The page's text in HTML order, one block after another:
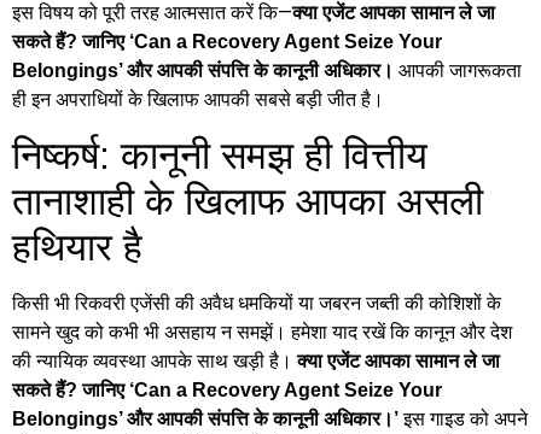
इस विषय को पूरी तरह आत्मसात करें कि—क्या एजेंट आपका सामान ले जा
सकते हैं? जानिए ‘Can a Recovery Agent Seize Your
Belongings’ और आपकी संपत्ति के कानूनी अधिकार। आपकी जागरूकता
ही इन अपराधियों के खिलाफ आपकी सबसे बड़ी जीत है।
निष्कर्ष: कानूनी समझ ही वित्तीय
तानाशाही के खिलाफ आपका असली
हथियार है
किसी भी रिकवरी एजेंसी की अवैध धमकियों या जबरन जब्ती की कोशिशों के
सामने खुद को कभी भी असहाय न समझें। हमेशा याद रखें कि कानून और देश
की न्यायिक व्यवस्था आपके साथ खड़ी है।क्या एजेंट आपका सामान ले जा
सकते हैं? जानिए ‘Can a Recovery Agent Seize Your
Belongings’ और आपकी संपत्ति के कानूनी अधिकार।’इस गाइड को अपने